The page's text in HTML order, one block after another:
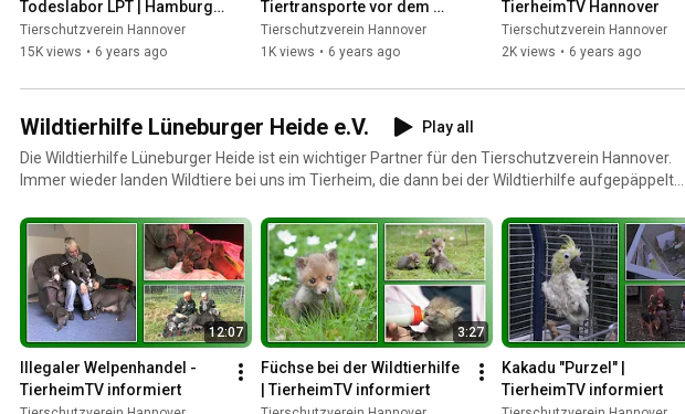
Todeslabor LPT | Hamburg,
19.10.2019
Tierschutzverein Hannover
15K views • 6 years ago
Tiertransporte vor dem
Landwirtschaftsministerium
in Hannover | TierheimTV
Tierschutzverein Hannover
1K views • 6 years ago
TierheimTV Hannover
Tierschutzverein Hannover
2K views • 6 years ago
Wildtierhilfe Lüneburger Heide e.V.
Play all
Die Wildtierhilfe Lüneburger Heide ist ein wichtiger Partner für den Tierschutzverein Hannover.
Immer wieder landen Wildtiere bei uns im Tierheim, die dann bei der Wildtierhilfe aufgepäppelt
12:07
Illegaler Welpenhandel -
TierheimTV informiert
3:27
Füchse bei der Wildtierhilfe
| TierheimTV informiert
Kakadu "Purzel" |
TierheimTV informiert